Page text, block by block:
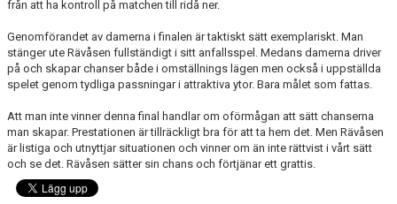
från att ha kontroll på matchen till ridå ner.
Genomförandet av damerna i finalen är taktiskt sätt exemplariskt. Man
stänger ute Rävåsen fullständigt i sitt anfallsspel. Medans damerna driver
på och skapar chanser både i omställnings lägen men också i uppställda
spelet genom tydliga passningar i attraktiva ytor. Bara målet som fattas.
Att man inte vinner denna final handlar om oförmågan att sätt chanserna
man skapar. Prestationen är tillräckligt bra för att ta hem det. Men Rävåsen
är listiga och utnyttjar situationen och vinner om än inte rättvist i vårt sätt
och se det. Rävåsen sätter sin chans och förtjänar ett grattis.